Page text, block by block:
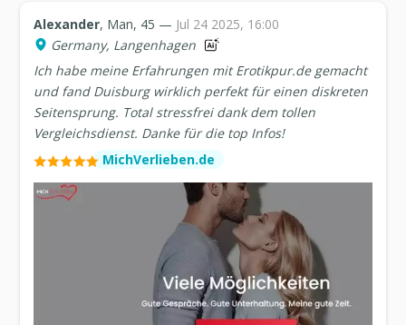
Alexander, Man, 45 — Jul 24 2025, 16:00
Germany, Langenhagen
Ich habe meine Erfahrungen mit Erotikpur.de gemacht
und fand Duisburg wirklich perfekt für einen diskreten
Seitensprung. Total stressfrei dank dem tollen
Vergleichsdienst. Danke für die top Infos!
MichVerlieben.de